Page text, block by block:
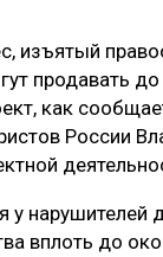
изъятый
продавать
как
России
нарушителей
вплоть до